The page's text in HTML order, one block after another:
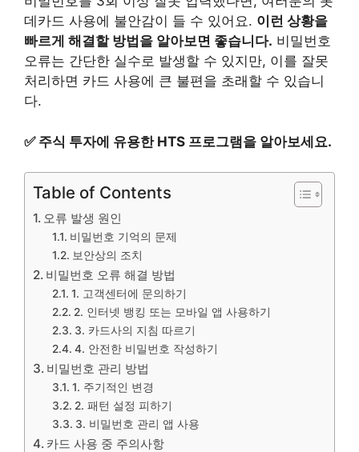
데카드 사용에 불안감이 들 수 있어요. 이런 상황을
빠르게 해결할 방법을 알아보면 좋습니다. 비밀번호
오류는 간단한 실수로 발생할 수 있지만, 이를 잘못
처리하면 카드 사용에 큰 불편을 초래할 수 있습니
다.
✅ 주식 투자에 유용한 HTS 프로그램을 알아보세요.
Table of Contents
오류 발생 원인
비밀번호 기억의 문제
보안상의 조치
비밀번호 오류 해결 방법
1. 고객센터에 문의하기
2. 인터넷 뱅킹 또는 모바일 앱 사용하기
3. 카드사의 지침 따르기
4. 안전한 비밀번호 작성하기
비밀번호 관리 방법
1. 주기적인 변경
2. 패턴 설정 피하기
3. 비밀번호 관리 앱 사용
카드 사용 중 주의사항